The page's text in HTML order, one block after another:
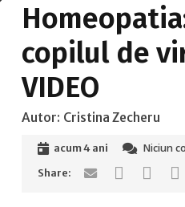
copilul de
VIDEO
Autor: Cristina Zecheru
acum 4 ani Niciun